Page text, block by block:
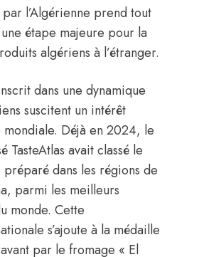
l’Algérienne prend tout
étape majeure pour la
algériens à l’étranger.
dans une dynamique
suscitent un intérêt
mondiale. Déjà en 2024, le
TasteAtlas avait classé le
dans les régions de
parmi les meilleurs
monde. Cette
s’ajoute à la médaille
par le fromage « El